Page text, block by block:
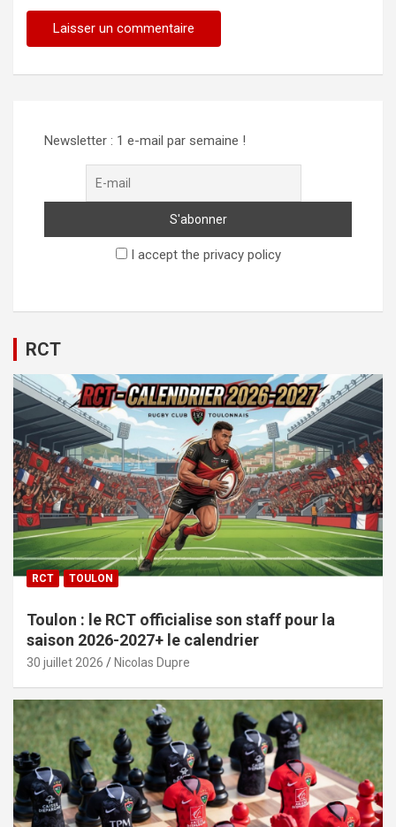
Newsletter : 1 e-mail par semaine !
I accept the privacy policy
RCT
RCT TOULON
Toulon : le RCT officialise son staff pour la
saison 2026-2027+ le calendrier
30 juillet 2026 Nicolas Dupre